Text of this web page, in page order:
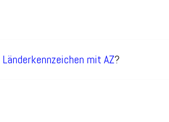
Länderkennzeichen mit AZ?